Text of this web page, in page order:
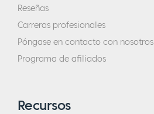
Reseñas
Carreras profesionales
Póngase en contacto con nosotros
Programa de afiliados
Recursos